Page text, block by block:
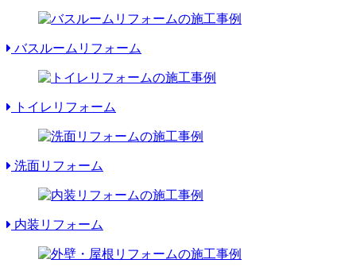
バスルームリフォーム
トイレリフォーム
洗面リフォーム
内装リフォーム